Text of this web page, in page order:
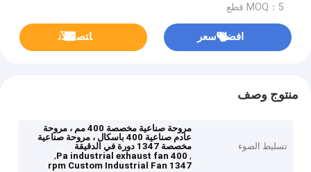
MOQ：5 قطع
افضل سعر ﺎﺘﺼﻟ ﺍﻶﻧ
منتوج وصف
تسليط الضوء
مروحة صناعية مخصصة 400 مم ، مروحة
عادم صناعية 400 باسكال ، مروحة صناعية
مخصصة 1347 دورة في الدقيقة
,
400 Pa industrial exhaust fan
,
1347 rpm Custom Industrial Fan